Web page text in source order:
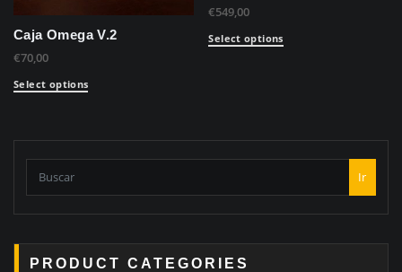
Caja Omega V.2
€70,00
Select options
€549,00
Select options
Ir
PRODUCT CATEGORIES